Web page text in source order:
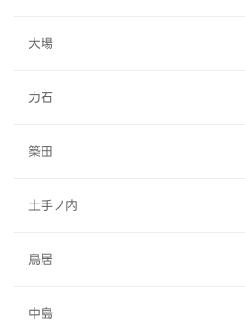
大場
力石
築田
土手ノ内
鳥居
中島